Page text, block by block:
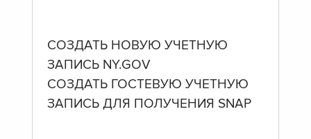
СОЗДАТЬ НОВУЮ УЧЕТНУЮ
ЗАПИСЬ NY.GOV
СОЗДАТЬ ГОСТЕВУЮ УЧЕТНУЮ
ЗАПИСЬ ДЛЯ ПОЛУЧЕНИЯ SNAP